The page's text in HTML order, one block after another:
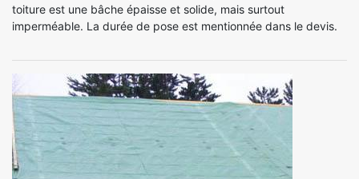
toiture est une bâche épaisse et solide, mais surtout
imperméable. La durée de pose est mentionnée dans le devis.